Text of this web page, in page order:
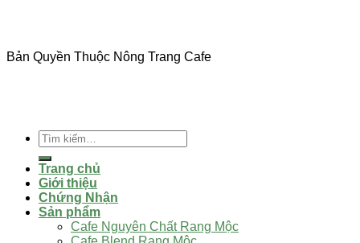
Bản Quyền Thuộc Nông Trang Cafe
Tìm
kiếm:
Trang chủ
Giới thiệu
Chứng Nhận
Sản phẩm
Cafe Nguyên Chất Rang Mộc